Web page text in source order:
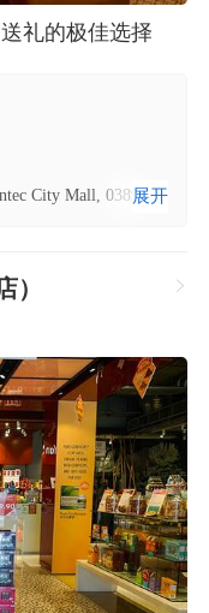
礼的极佳选择
City Mall, 038983
展开
） 